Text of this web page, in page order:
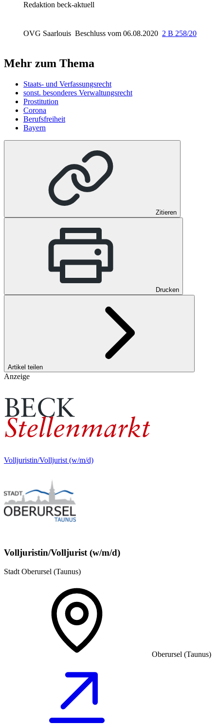
Redaktion beck-aktuell
OVG Saarlouis Beschluss vom 06.08.2020 2 B 258/20
Mehr zum Thema
Staats- und Verfassungsrecht
sonst. besonderes Verwaltungsrecht
Prostitution
Corona
Berufsfreiheit
Bayern
Zitieren
Drucken
Artikel teilen
Anzeige
Volljuristin/Volljurist (w/m/d)
Volljuristin/Volljurist (w/m/d)
Stadt Oberursel (Taunus)
Oberursel (Taunus)